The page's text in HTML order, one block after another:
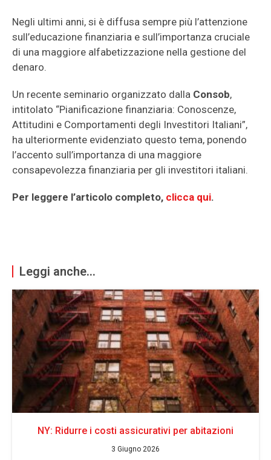
Negli ultimi anni, si è diffusa sempre più l’attenzione
sull’educazione finanziaria e sull’importanza cruciale
di una maggiore alfabetizzazione nella gestione del
denaro.
Un recente seminario organizzato dalla Consob,
intitolato “Pianificazione finanziaria: Conoscenze,
Attitudini e Comportamenti degli Investitori Italiani”,
ha ulteriormente evidenziato questo tema, ponendo
l’accento sull’importanza di una maggiore
consapevolezza finanziaria per gli investitori italiani.
Per leggere l’articolo completo, clicca qui.
Leggi anche...
NY: Ridurre i costi assicurativi per abitazioni
3 Giugno 2026